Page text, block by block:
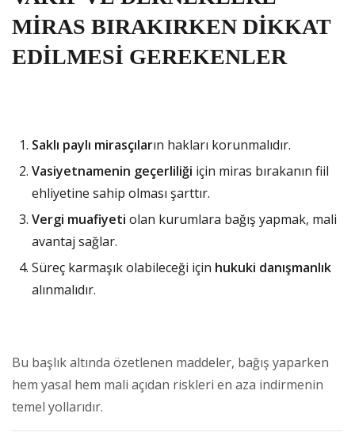
MİRAS BIRAKIRKEN DİKKAT
EDİLMESİ GEREKENLER
Saklı paylı mirasçıların hakları korunmalıdır.
Vasiyetnamenin geçerliliği için miras bırakanın fiil
ehliyetine sahip olması şarttır.
Vergi muafiyeti olan kurumlara bağış yapmak, mali
avantaj sağlar.
Süreç karmaşık olabileceği için hukuki danışmanlık
alınmalıdır.
Bu başlık altında özetlenen maddeler, bağış yaparken
hem yasal hem mali açıdan riskleri en aza indirmenin
temel yollarıdır.